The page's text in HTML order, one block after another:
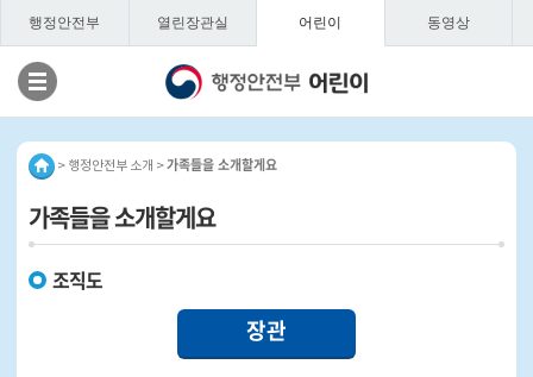
행정안전부 열린장관실 어린이 동영상
> 행정안전부 소개 >가족들을 소개할게요
가족들을 소개할게요
조직도
장관